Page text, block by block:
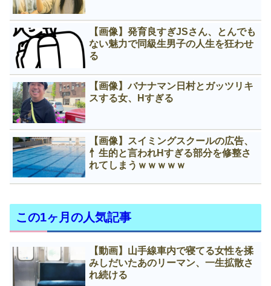
【画像】発育良すぎJSさん、とんでも
ない魅力で同級生男子の人生を狂わせ
る
【画像】バナナマン日村とガッツリキ
スする女、Нすぎる
【画像】スイミングスクールの広告、
忄生的と言われНすぎる部分を修整さ
れてしまうｗｗｗｗｗ
この1ヶ月の人気記事
【動画】山手線車内で寝てる女性を揉
みしだいたあのリーマン、一生拡散さ
れ続ける